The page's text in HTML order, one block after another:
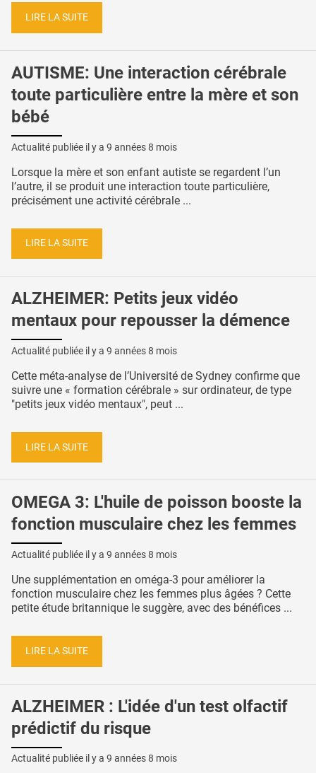
LIRE LA SUITE
AUTISME: Une interaction cérébrale
toute particulière entre la mère et son
bébé
Actualité publiée il y a 9 années 8 mois
Lorsque la mère et son enfant autiste se regardent l’un
l’autre, il se produit une interaction toute particulière,
précisément une activité cérébrale ...
LIRE LA SUITE
ALZHEIMER: Petits jeux vidéo
mentaux pour repousser la démence
Actualité publiée il y a 9 années 8 mois
Cette méta-analyse de l’Université de Sydney confirme que
suivre une « formation cérébrale » sur ordinateur, de type
"petits jeux vidéo mentaux", peut ...
LIRE LA SUITE
OMEGA 3: L'huile de poisson booste la
fonction musculaire chez les femmes
Actualité publiée il y a 9 années 8 mois
Une supplémentation en oméga-3 pour améliorer la
fonction musculaire chez les femmes plus âgées ? Cette
petite étude britannique le suggère, avec des bénéfices ...
LIRE LA SUITE
ALZHEIMER : L'idée d'un test olfactif
prédictif du risque
Actualité publiée il y a 9 années 8 mois